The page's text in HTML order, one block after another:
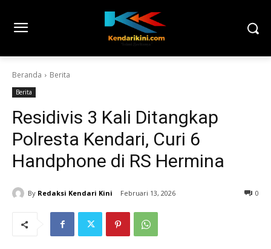
Beranda Berita
Berita
Residivis 3 Kali Ditangkap
Polresta Kendari, Curi 6
Handphone di RS Hermina
By Redaksi Kendari Kini Februari 13, 2026 0